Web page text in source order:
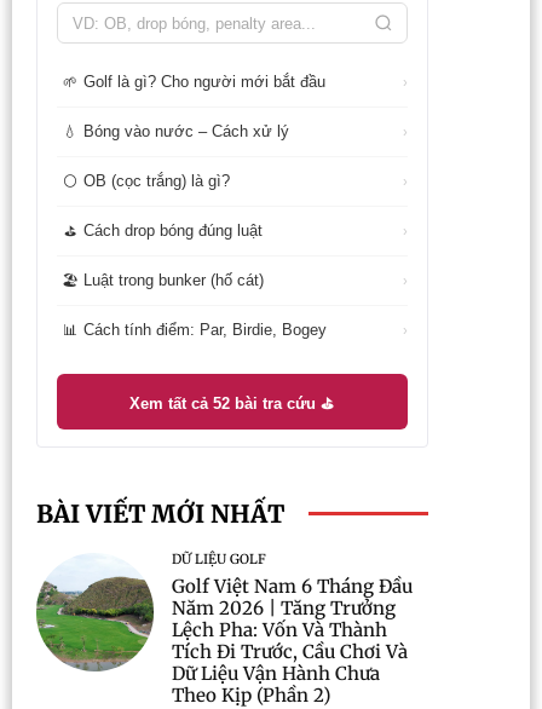
🌱 Golf là gì? Cho người mới bắt đầu ›
💧 Bóng vào nước – Cách xử lý ›
⚪ OB (cọc trắng) là gì? ›
⛳ Cách drop bóng đúng luật ›
🏖️ Luật trong bunker (hố cát) ›
📊 Cách tính điểm: Par, Birdie, Bogey ›
Xem tất cả 52 bài tra cứu ⛳
BÀI VIẾT MỚI NHẤT
DỮ LIỆU GOLF
Golf Việt Nam 6 Tháng Đầu
Năm 2026 | Tăng Trưởng
Lệch Pha: Vốn Và Thành
Tích Đi Trước, Cầu Chơi Và
Dữ Liệu Vận Hành Chưa
Theo Kịp (Phần 2)